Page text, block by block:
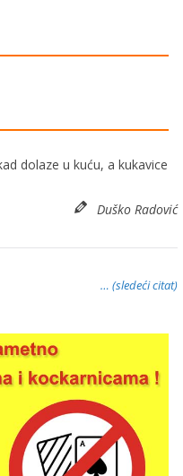
dolaze u kuću, a kukavice
Duško Radović
… (sledeći citat)